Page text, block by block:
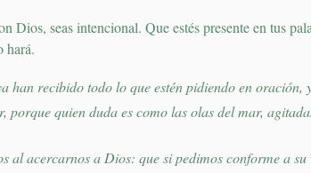
Dios, seas intencional. Que estés presente en tus
hará.
han recibido todo lo que estén pidiendo en oración,
porque quien duda es como las olas del mar,
al acercarnos a Dios: que si pedimos conforme a